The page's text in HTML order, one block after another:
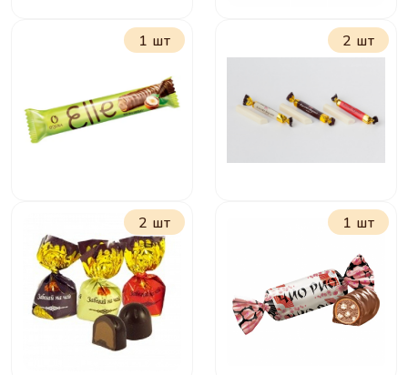
1 шт
Элли с
шоколадно-
ореховой
начинкой
2 шт
Вместе вкуснее
2 шт 1 шт